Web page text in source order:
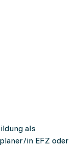
als
in EFZ oder